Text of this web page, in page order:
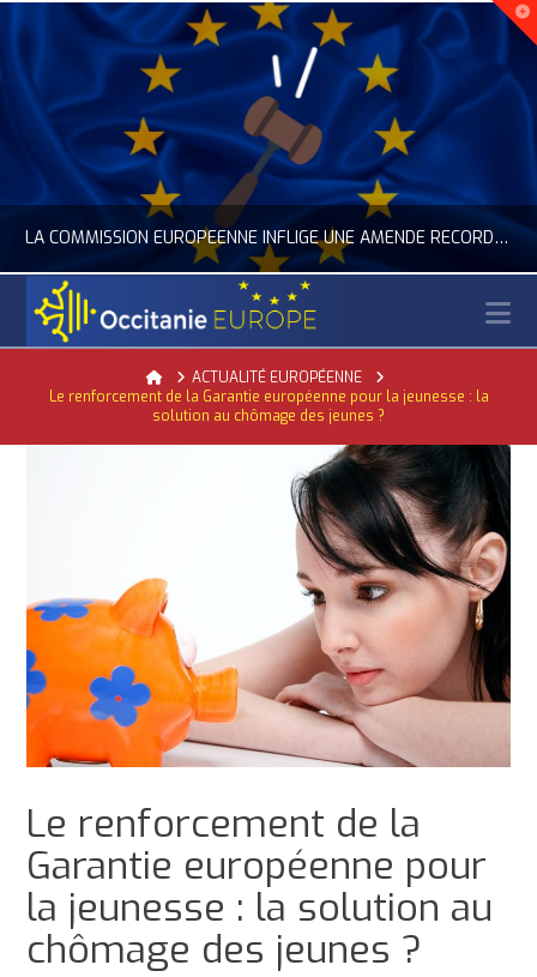
LA COMMISSION EUROPÉENNE INFLIGE UNE AMENDE RECORD À GOOGLE
ACTUALITÉ DE L'UNION EUROPÉENNE, ACTUALITÉ DE LA REPRÉSENTATION D’OCCITANIE EUROPE, NUMÉRIQUE- DIGITAL
JUILLET 24, 2026
HomeACTUALITÉ EUROPÉENNE
Le renforcement de la Garantie européenne pour la jeunesse : la
solution au chômage des jeunes ?
Le renforcement de la
Garantie européenne pour
la jeunesse : la solution au
chômage des jeunes ?